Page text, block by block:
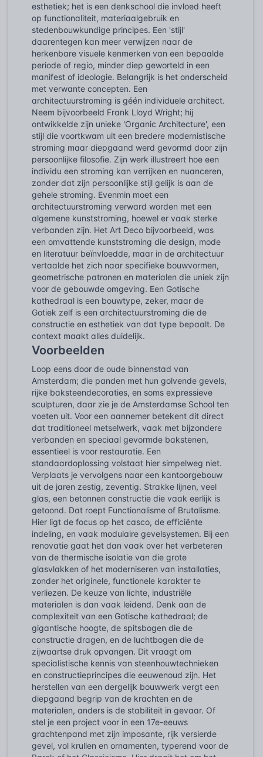
esthetiek; het is een denkschool die invloed heeft
op functionaliteit, materiaalgebruik en
stedenbouwkundige principes. Een 'stijl'
daarentegen kan meer verwijzen naar de
herkenbare visuele kenmerken van een bepaalde
periode of regio, minder diep geworteld in een
manifest of ideologie. Belangrijk is het onderscheid
met verwante concepten. Een
architectuurstroming is géén individuele architect.
Neem bijvoorbeeld Frank Lloyd Wright; hij
ontwikkelde zijn unieke 'Organic Architecture', een
stijl die voortkwam uit een bredere modernistische
stroming maar diepgaand werd gevormd door zijn
persoonlijke filosofie. Zijn werk illustreert hoe een
individu een stroming kan verrijken en nuanceren,
zonder dat zijn persoonlijke stijl gelijk is aan de
gehele stroming. Evenmin moet een
architectuurstroming verward worden met een
algemene kunststroming, hoewel er vaak sterke
verbanden zijn. Het Art Deco bijvoorbeeld, was
een omvattende kunststroming die design, mode
en literatuur beïnvloedde, maar in de architectuur
vertaalde het zich naar specifieke bouwvormen,
geometrische patronen en materialen die uniek zijn
voor de gebouwde omgeving. Een Gotische
kathedraal is een bouwtype, zeker, maar de
Gotiek zelf is een architectuurstroming die de
constructie en esthetiek van dat type bepaalt. De
context maakt alles duidelijk.
Voorbeelden
Loop eens door de oude binnenstad van
Amsterdam; die panden met hun golvende gevels,
rijke baksteendecoraties, en soms expressieve
sculpturen, daar zie je de Amsterdamse School ten
voeten uit. Voor een aannemer betekent dit direct
dat traditioneel metselwerk, vaak met bijzondere
verbanden en speciaal gevormde bakstenen,
essentieel is voor restauratie. Een
standaardoplossing volstaat hier simpelweg niet.
Verplaats je vervolgens naar een kantoorgebouw
uit de jaren zestig, zeventig. Strakke lijnen, veel
glas, een betonnen constructie die vaak eerlijk is
getoond. Dat roept Functionalisme of Brutalisme.
Hier ligt de focus op het casco, de efficiënte
indeling, en vaak modulaire gevelsystemen. Bij een
renovatie gaat het dan vaak over het verbeteren
van de thermische isolatie van die grote
glasvlakken of het moderniseren van installaties,
zonder het originele, functionele karakter te
verliezen. De keuze van lichte, industriële
materialen is dan vaak leidend. Denk aan de
complexiteit van een Gotische kathedraal; de
gigantische hoogte, de spitsbogen die de
constructie dragen, en de luchtbogen die de
zijwaartse druk opvangen. Dit vraagt om
specialistische kennis van steenhouwtechnieken
en constructieprincipes die eeuwenoud zijn. Het
herstellen van een dergelijk bouwwerk vergt een
diepgaand begrip van de krachten en de
materialen, anders is de stabiliteit in gevaar. Of
stel je een project voor in een 17e-eeuws
grachtenpand met zijn imposante, rijk versierde
gevel, vol krullen en ornamenten, typerend voor de